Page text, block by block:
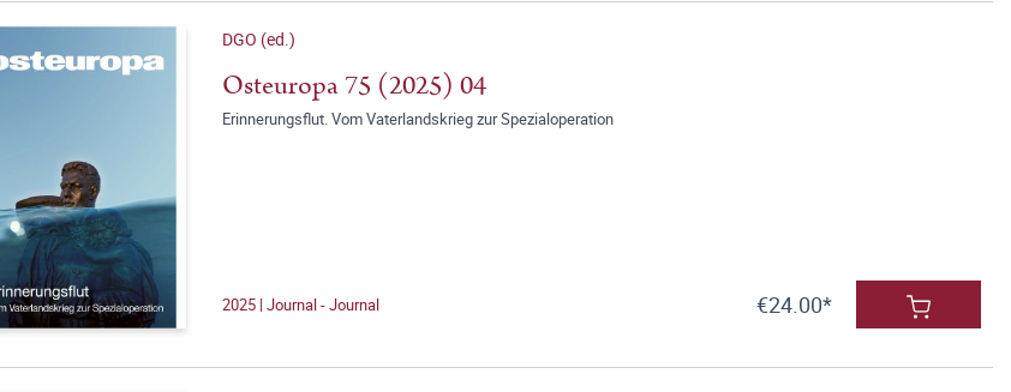
DGO (ed.)
Osteuropa 75 (2025) 04
Erinnerungsflut. Vom Vaterlandskrieg zur Spezialoperation
2025 | Journal - Journal €24.00*